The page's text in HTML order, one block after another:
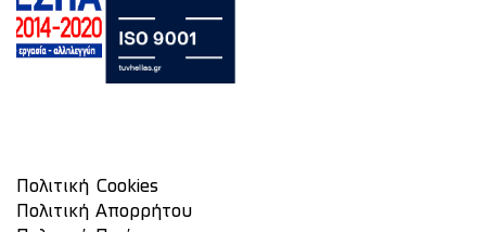
Πολιτική Cookies
Πολιτική Απορρήτου